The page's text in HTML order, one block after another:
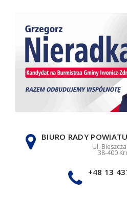
BIURO RADY
Ul.
38-400
+48 13